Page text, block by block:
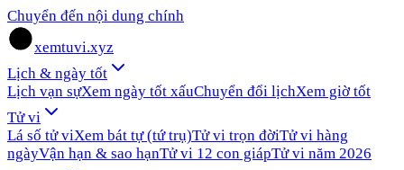
Chuyển đến nội dung chính
xemtuvi.xyz
Lịch & ngày tốt
Lịch vạn sựXem ngày tốt xấuChuyển đổi lịchXem giờ tốt
Tử vi
Lá số tử viXem bát tự (tứ trụ)Tử vi trọn đờiTử vi hàng
ngàyVận hạn & sao hạnTử vi 12 con giápTử vi năm 2026